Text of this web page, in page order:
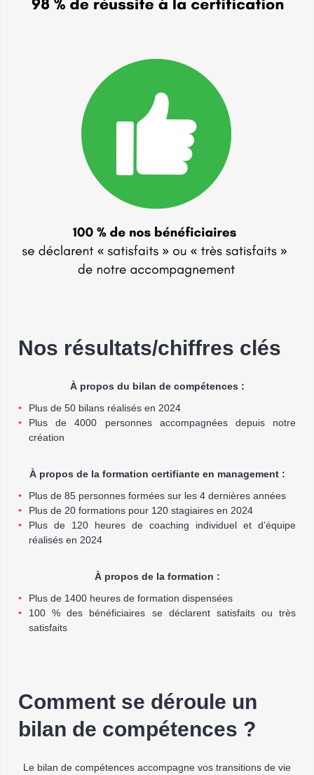
Nos résultats/chiffres clés
À propos du bilan de compétences :
Plus de 50 bilans réalisés en 2024
Plus de 4000 personnes accompagnées depuis notre
création
À propos de la formation certifiante en management :
Plus de 85 personnes formées sur les 4 dernières années
Plus de 20 formations pour 120 stagiaires en 2024
Plus de 120 heures de coaching individuel et d’équipe
réalisés en 2024
À propos de la formation :
Plus de 1400 heures de formation dispensées
100 % des bénéficiaires se déclarent satisfaits ou très
satisfaits
Comment se déroule un
bilan de compétences ?
Le bilan de compétences accompagne vos transitions de vie